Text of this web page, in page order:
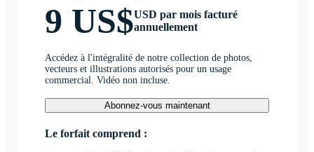
9 US$USD par mois facturé
annuellement
Accédez à l'intégralité de notre collection de photos,
vecteurs et illustrations autorisés pour un usage
commercial. Vidéo non incluse.
Abonnez-vous maintenant
Le forfait comprend :